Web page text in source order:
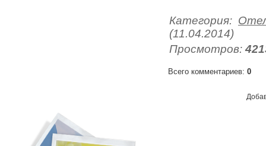
Категория:
(11.04.2014)
Просмотров:
Всего комментариев: 0